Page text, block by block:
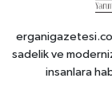
sadelik ve
insanlara